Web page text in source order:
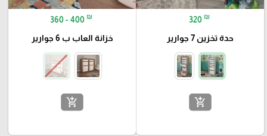
320 ₪
حدة تخزين 7 جوارير
add_shopping_cart
360 - 400 ₪
خزانة العاب ب 6 جوارير
add_shopping_cart